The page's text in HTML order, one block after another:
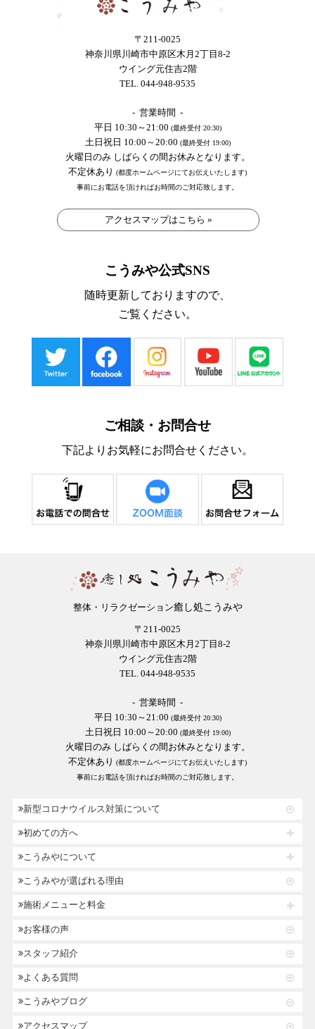
〒211-0025
神奈川県川崎市中原区木月2丁目8-2
ウイング元住吉2階
TEL. 044-948-9535
- 営業時間 -
平日 10:30～21:00 (最終受付 20:30)
土日祝日 10:00～20:00 (最終受付 19:00)
火曜日のみ しばらくの間お休みとなります。
不定休あり (都度ホームページにてお伝えいたします)
事前にお電話を頂ければお時間のご対応致します。
アクセスマップはこちら »
こうみや公式SNS
随時更新しておりますので、
ご覧ください。
ご相談・お問合せ
下記よりお気軽にお問合せください。
整体・リラクゼーション癒し処こうみや
〒211-0025
神奈川県川崎市中原区木月2丁目8-2
ウイング元住吉2階
TEL. 044-948-9535
- 営業時間 -
平日 10:30～21:00 (最終受付 20:30)
土日祝日 10:00～20:00 (最終受付 19:00)
火曜日のみ しばらくの間お休みとなります。
不定休あり (都度ホームページにてお伝えいたします)
事前にお電話を頂ければお時間のご対応致します。
新型コロナウイルス対策について
初めての方へ
こうみやについて
こうみやが選ばれる理由
施術メニューと料金
お客様の声
スタッフ紹介
よくある質問
こうみやブログ
アクセスマップ